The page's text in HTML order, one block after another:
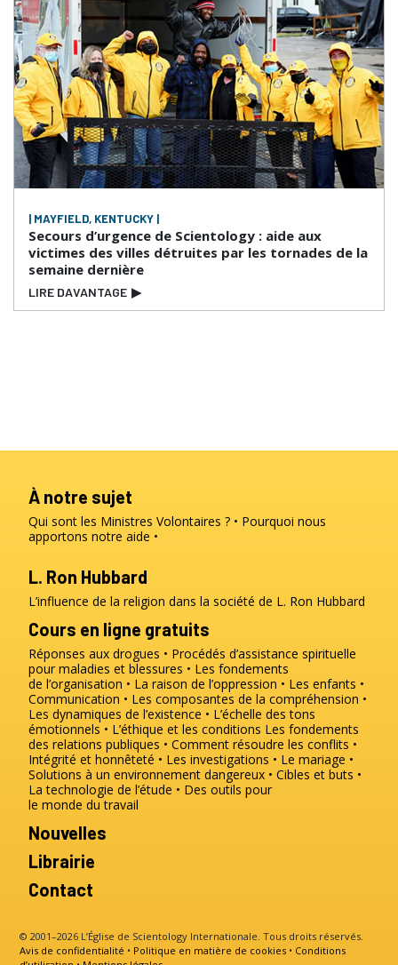
| MAYFIELD, KENTUCKY |
Secours d’urgence de Scientology : aide aux
victimes des villes détruites par les tornades de la
semaine dernière
LIRE DAVANTAGE ▶
À notre sujet
Qui sont les Ministres Volontaires ?
Pourquoi nous
apportons notre aide
L. Ron Hubbard
L’influence de la religion dans la société de L. Ron Hubbard
Cours en ligne gratuits
Réponses aux drogues
Procédés d’assistance spirituelle
pour maladies et blessures
Les fondements
de l’organisation
La raison de l’oppression
Les enfants
Communication
Les composantes de la compréhension
Les dynamiques de l’existence
L’échelle des tons
émotionnels
L’éthique et les conditions Les fondements
des relations publiques
Comment résoudre les conflits
Intégrité et honnêteté
Les investigations
Le mariage
Solutions à un environnement dangereux
Cibles et buts
La technologie de l’étude
Des outils pour
le monde du travail
Nouvelles
Librairie
Contact
© 2001–2026 L’Église de Scientology Internationale. Tous droits réservés.
Avis de confidentialité • Politique en matière de cookies • Conditions